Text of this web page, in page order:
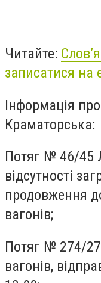
Читайте:
записатися на
Інформація
Краматорська:
Потяг № 46/45
відсутності
продовження
вагонів;
Потяг № 274/
вагонів,